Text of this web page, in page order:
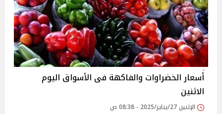
أسعار الخضراوات والفاكهة فى الأسواق‎‎ اليوم
الاثنين
الإثنين 27/يناير/2025 - 08:38 ص